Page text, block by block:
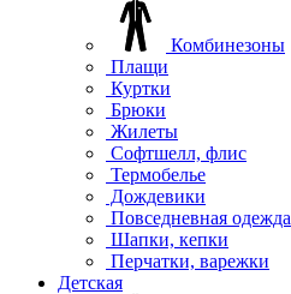
Комбинезоны
Плащи
Куртки
Брюки
Жилеты
Софтшелл, флис
Термобелье
Дождевики
Повседневная одежда
Шапки, кепки
Перчатки, варежки
Детская